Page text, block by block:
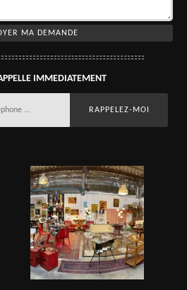
IMMEDIATEMENT